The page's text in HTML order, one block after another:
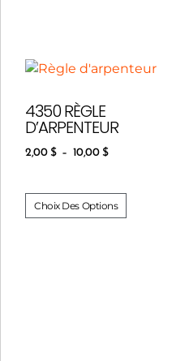
4350 RÈGLE
D’ARPENTEUR
2,00 $ – 10,00 $
Choix Des Options